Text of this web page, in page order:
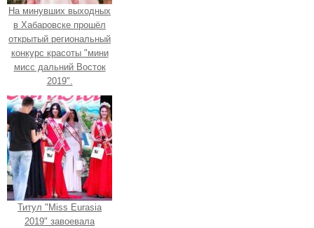
На минувших выходных
в Хабаровске прошёл
открытый региональный
конкурс красоты "мини
мисс дальний Восток
2019".
Титул "Miss Eurasia
2019" завоевала